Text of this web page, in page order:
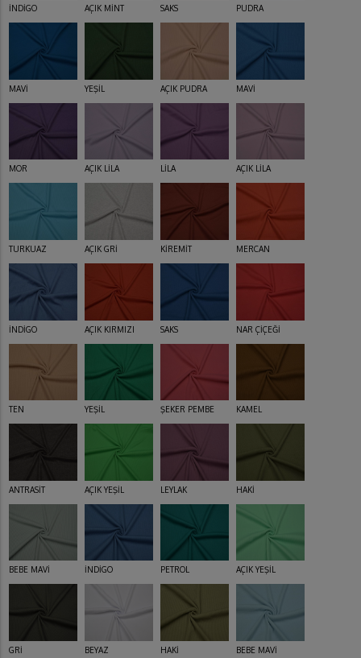
İNDİGO AÇIK MİNT SAKS PUDRA
MAVİ YEŞİL AÇIK PUDRA MAVİ
MOR AÇIK LİLA LİLA AÇIK LİLA
TURKUAZ AÇIK GRİ KİREMİT MERCAN
İNDİGO AÇIK KIRMIZI SAKS NAR ÇİÇEĞİ
TEN YEŞİL ŞEKER PEMBE KAMEL
ANTRASİT AÇIK YEŞİL LEYLAK HAKİ
BEBE MAVİ İNDİGO PETROL AÇIK YEŞİL
GRİ BEYAZ HAKİ BEBE MAVİ